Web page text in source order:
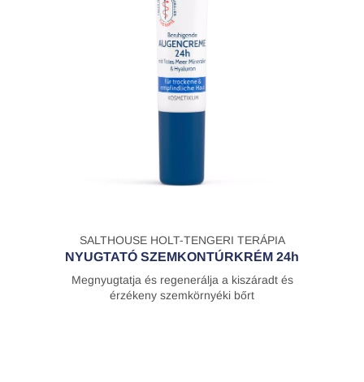
SALTHOUSE HOLT-TENGERI TERÁPIA
NYUGTATÓ SZEMKONTÚRKRÉM 24h
Megnyugtatja és regenerálja a kiszáradt és
érzékeny szemkörnyéki bőrt